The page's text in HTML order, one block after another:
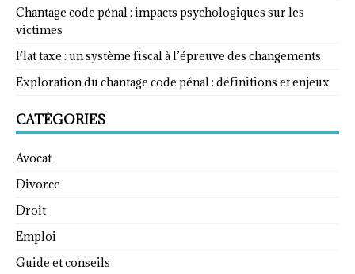
Chantage code pénal : impacts psychologiques sur les
victimes
Flat taxe : un système fiscal à l’épreuve des changements
Exploration du chantage code pénal : définitions et enjeux
CATÉGORIES
Avocat
Divorce
Droit
Emploi
Guide et conseils